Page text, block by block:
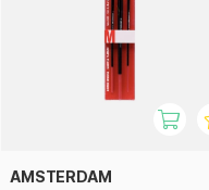
AMSTERDAM